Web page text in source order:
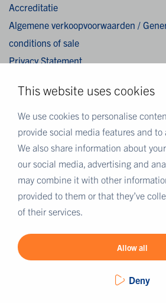
This website uses cookies
We use cookies to personalise
provide social media features and to
We also share information about
our social media, advertising and
may combine it with other
provided to them or that they’ve
of their services.
Allow all
Deny
Accreditatie
Algemene verkoopvoorwaarden /
conditions of sale
Privacy Statement
Disclaimer
MEER EUROFINS
Eurofins Nederland
Eurofins Scientific public group
Eurofins Worldwide map